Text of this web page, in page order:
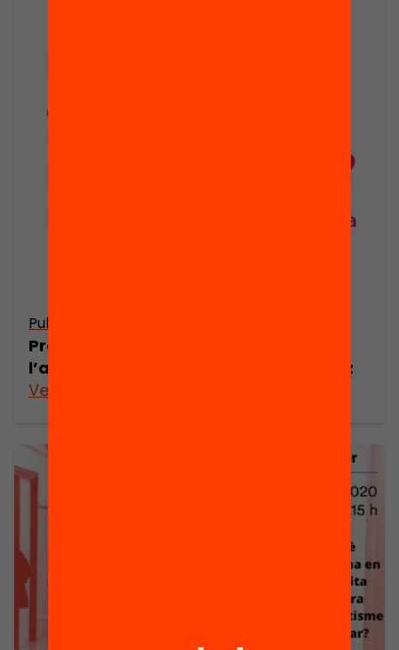
Publicació
Presentació: És possible reduir
l’absentisme escolar? Sheila González
Veure’n més